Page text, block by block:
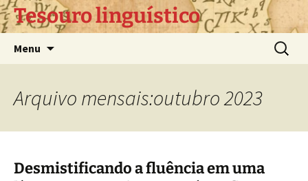
Pular
paraTesouro linguístico
Menu
por:
Arquivo mensais:outubro 2023
Desmistificando a fluência em uma